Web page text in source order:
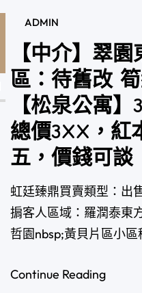
ADMIN
【中介】翠
區：待舊改
【松泉公寓】
總價3XX，紅
五，價錢可談
虹廷臻鼎買賣類型：出
掮客人區域：羅潤泰東
哲園nbsp;黃貝片區小區
Continue Reading